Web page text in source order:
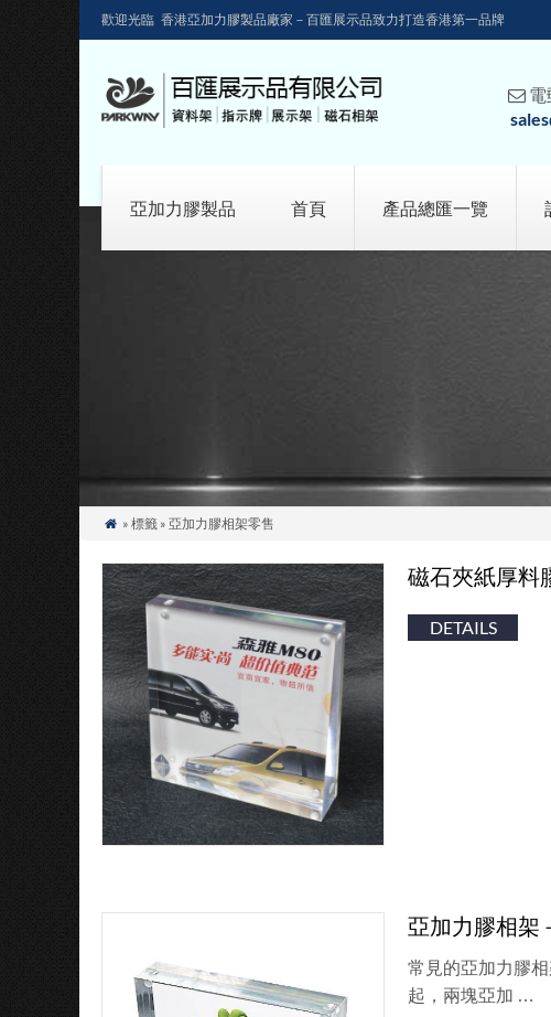
歡迎光臨 香港亞加力膠製品廠家－百匯展示品致力打造香港第一品牌
 電
亞加力膠製品 首頁 產品總匯一覽
 » 標籤 » 亞加力膠相架零售
磁石夾紙厚料
DETAILS
亞加力膠相架
常見的亞加力膠
起，兩塊亞加 …